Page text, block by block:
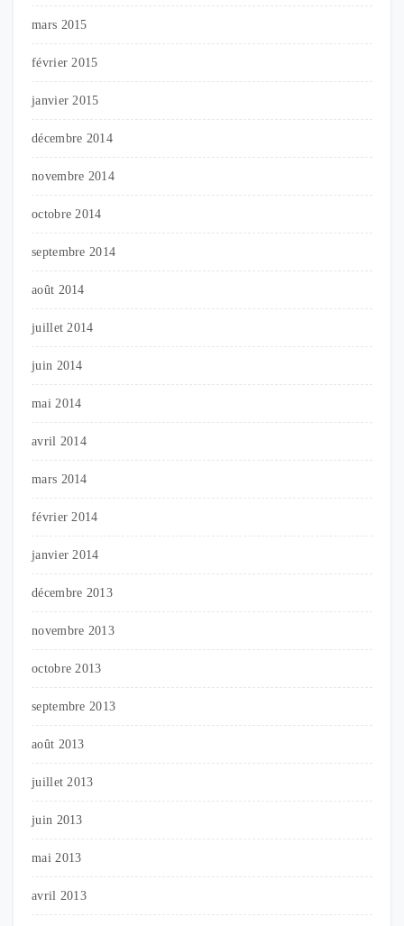
mars 2015
février 2015
janvier 2015
décembre 2014
novembre 2014
octobre 2014
septembre 2014
août 2014
juillet 2014
juin 2014
mai 2014
avril 2014
mars 2014
février 2014
janvier 2014
décembre 2013
novembre 2013
octobre 2013
septembre 2013
août 2013
juillet 2013
juin 2013
mai 2013
avril 2013